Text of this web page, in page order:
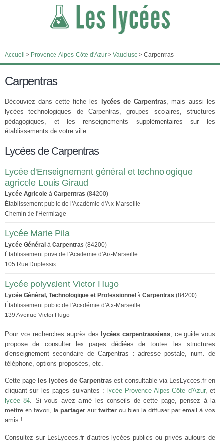
Accueil > Provence-Alpes-Côte d'Azur > Vaucluse > Carpentras
Carpentras
Découvrez dans cette fiche les lycées de Carpentras, mais aussi les
lycées technologiques de Carpentras, groupes scolaires, structures
pédagogiques, et les renseignements supplémentaires sur les
établissements de votre ville.
Lycées de Carpentras
Lycée d'Enseignement général et technologique
agricole Louis Giraud
Lycée Agricole à Carpentras (84200)
Établissement public de l'Académie d'Aix-Marseille
Chemin de l'Hermitage
Lycée Marie Pila
Lycée Général à Carpentras (84200)
Établissement privé de l'Académie d'Aix-Marseille
105 Rue Duplessis
Lycée polyvalent Victor Hugo
Lycée Général, Technologique et Professionnel à Carpentras (84200)
Établissement public de l'Académie d'Aix-Marseille
139 Avenue Victor Hugo
Pour vos recherches auprès des lycées carpentrassiens, ce guide vous
propose de consulter les pages dédiées de toutes les structures
d'enseignement secondaire de Carpentras : adresse postale, num. de
téléphone, options proposées, etc.
Cette page les lycées de Carpentras est consultable via LesLycees.fr en
cliquant sur les pages suivantes :
lycée Provence-Alpes-Côte d'Azur, et
lycée 84. Si vous avez aimé les conseils de cette page, pensez à la
mettre en favori, la partager sur twitter ou bien la diffuser par email à vos
amis !
Consultez sur LesLycees.fr d'autres lycées publics ou privés autours de